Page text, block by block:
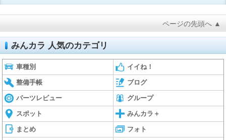
ページの先頭へ ▲
みんカラ 人気のカテゴリ
車種別 イイね！
整備手帳 ブログ
パーツレビュー グループ
スポット みんカラ＋
まとめ フォト